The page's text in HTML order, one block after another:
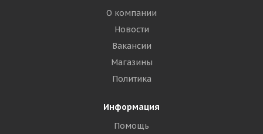
О компании
Новости
Вакансии
Магазины
Политика
Информация
Помощь